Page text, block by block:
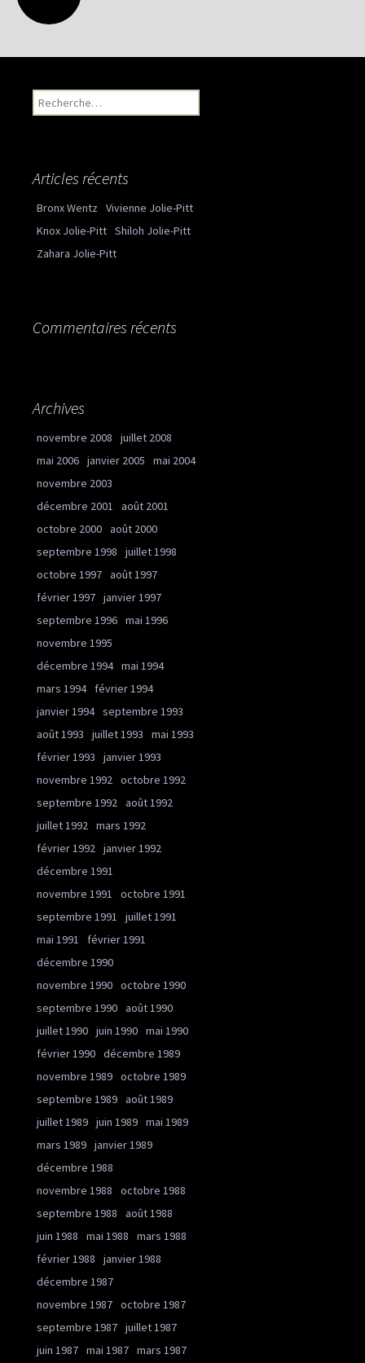
Recherche pour :
Articles récents
Bronx Wentz Vivienne Jolie-Pitt
Knox Jolie-Pitt Shiloh Jolie-Pitt
Zahara Jolie-Pitt
Commentaires récents
Archives
novembre 2008
juillet 2008
mai 2006 janvier 2005
mai 2004
novembre 2003
décembre 2001
août 2001
octobre 2000 août 2000
septembre 1998
juillet 1998
octobre 1997 août 1997
février 1997 janvier 1997
septembre 1996 mai 1996
novembre 1995
décembre 1994 mai 1994
mars 1994
février 1994
janvier 1994 septembre 1993
août 1993
juillet 1993
mai 1993
février 1993
janvier 1993
novembre 1992 octobre 1992
septembre 1992 août 1992
juillet 1992 mars 1992
février 1992 janvier 1992
décembre 1991
novembre 1991
octobre 1991
septembre 1991
juillet 1991
mai 1991
février 1991
décembre 1990
novembre 1990 octobre 1990
septembre 1990 août 1990
juillet 1990 juin 1990 mai 1990
février 1990 décembre 1989
novembre 1989 octobre 1989
septembre 1989 août 1989
juillet 1989 juin 1989 mai 1989
mars 1989 janvier 1989
décembre 1988
novembre 1988
octobre 1988
septembre 1988
août 1988
juin 1988
mai 1988
mars 1988
février 1988
janvier 1988
décembre 1987
novembre 1987 octobre 1987
septembre 1987 juillet 1987
juin 1987 mai 1987 mars 1987